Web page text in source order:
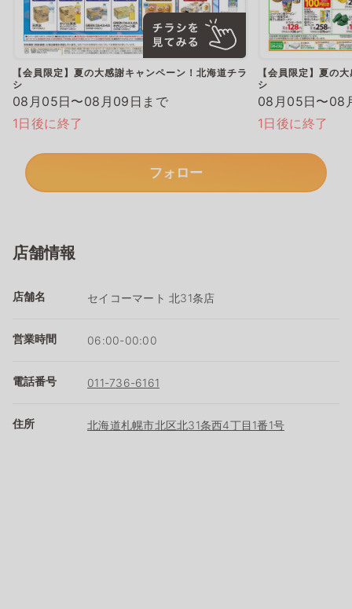
【会員限定】夏の大感謝キャンペーン！北海道チラ
シ
08月05日〜08月09日まで
1日後に終了
【会員限定】夏の
シ
08月05日〜08
1日後に終了
フォロー
店舗情報
店舗名 セイコーマート 北31条店
営業時間 06:00-00:00
電話番号 011-736-6161
住所 北海道札幌市北区北31条西4丁目1番1号